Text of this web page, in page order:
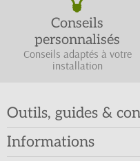
Conseils
personnalisés
Conseils adaptés à votre
installation
Outils, guides &
Informations